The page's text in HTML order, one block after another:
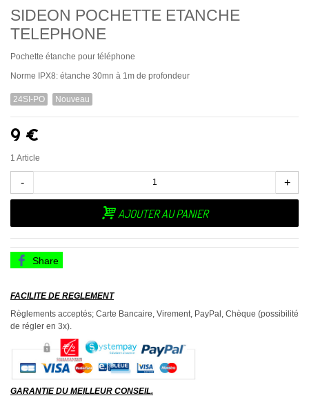
SIDEON POCHETTE ETANCHE
TELEPHONE
Pochette étanche pour téléphone
Norme IPX8: étanche 30mn à 1m de profondeur
24SI-PO Nouveau
9 €
1 Article
- +
AJOUTER AU PANIER
Share
FACILITE DE REGLEMENT
Règlements acceptés; Carte Bancaire, Virement, PayPal, Chèque (possibilité
de régler en 3x).
GARANTIE DU MEILLEUR CONSEIL.